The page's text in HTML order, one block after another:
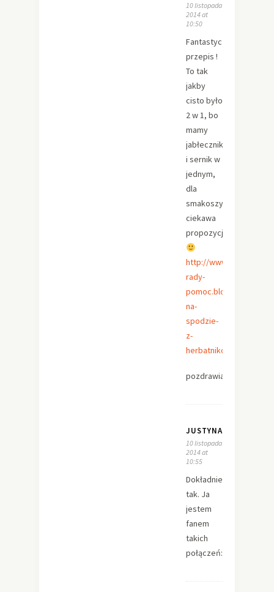
10 listopada
2014 at
10:50
Fantastyczny
przepis !
To tak
jakby
cisto było
2 w 1, bo
mamy
jabłecznik
i sernik w
jednym,
dla
smakoszy
ciekawa
propozycja
http://www.dobre-
rady-
pomoc.blogspot.nl/
na-
spodzie-
z-
herbatnikow.html
pozdrawiam
JUSTYNA
10 listopada
2014 at
10:55
Dokładnie
tak. Ja
jestem
fanem
takich
połączeń:-)